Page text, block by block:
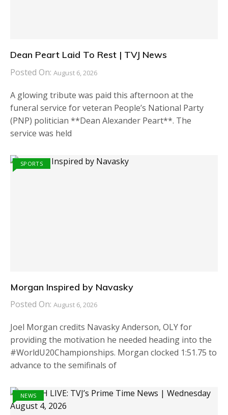
Dean Peart Laid To Rest | TVJ News
Posted On: August 6, 2026
A glowing tribute was paid this afternoon at the
funeral service for veteran People’s National Party
(PNP) politician **Dean Alexander Peart**. The
service was held
SPORTS
Morgan Inspired by Navasky
Posted On: August 6, 2026
Joel Morgan credits Navasky Anderson, OLY for
providing the motivation he needed heading into the
#WorldU20Championships. Morgan clocked 1:51.75 to
advance to the semifinals of
NEWS